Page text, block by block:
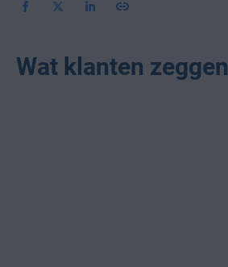
Wat klanten zeggen